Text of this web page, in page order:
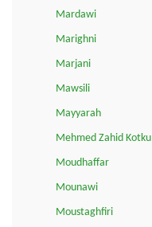
Mardawi
Marighni
Marjani
Mawsili
Mayyarah
Mehmed Zahid Kotku
Moudhaffar
Mounawi
Moustaghfiri